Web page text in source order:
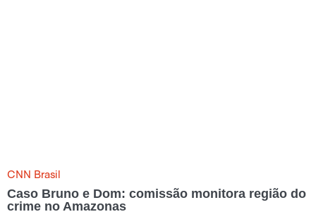
CNN Brasil
Caso Bruno e Dom: comissão monitora região do
crime no Amazonas